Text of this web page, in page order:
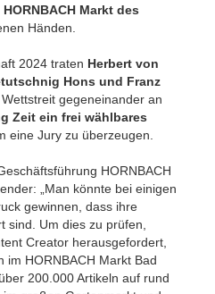
Markt des
Händen.
2024 traten Herbert von
Hons und Franz
Wettstreit gegeneinander an
Zeit ein frei wählbares
eine Jury zu überzeugen.
Geschäftsführung HORNBACH
„ Man könnte bei einigen
gewinnen, dass ihre
sind. Um dies zu prüfen,
Creator herausgefordert,
im HORNBACH Markt Bad
200.000 Artikeln auf rund